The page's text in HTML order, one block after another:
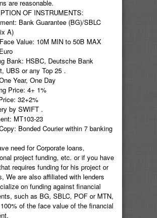
are reasonable.
OF INSTRUMENTS:
Bank Guarantee (BG)/SBLC
A)
Value: 10M MIN to 50B MAX
Bank: HSBC, Deutsche Bank
UBS or any Top 25 .
Year, One Day
Price: 4+ 1%
32+2%
by SWIFT .
MT103-23
Bonded Courier within 7 banking
need for Corporate loans,
project funding, etc. or if you have
requires funding for his project or
We are also affiliated with lenders
on funding against financial
such as BG, SBLC, POF or MTN,
of the face value of the financial